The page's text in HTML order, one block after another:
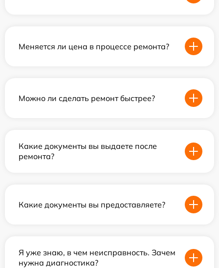
Меняется ли цена в процессе ремонта?
Можно ли сделать ремонт быстрее?
Какие документы вы выдаете после
ремонта?
Какие документы вы предоставляете?
Я уже знаю, в чем неисправность. Зачем
нужна диагностика?